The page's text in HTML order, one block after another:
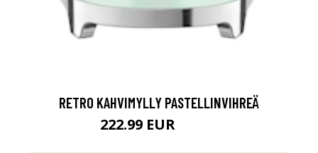
RETRO KAHVIMYLLY PASTELLINVIHREÄ
222.99 EUR